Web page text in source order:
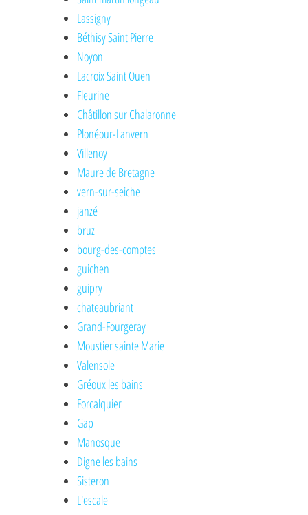
Lassigny
Béthisy Saint Pierre
Noyon
Lacroix Saint Ouen
Fleurine
Châtillon sur Chalaronne
Plonéour-Lanvern
Villenoy
Maure de Bretagne
vern-sur-seiche
janzé
bruz
bourg-des-comptes
guichen
guipry
chateaubriant
Grand-Fourgeray
Moustier sainte Marie
Valensole
Gréoux les bains
Forcalquier
Gap
Manosque
Digne les bains
Sisteron
L'escale